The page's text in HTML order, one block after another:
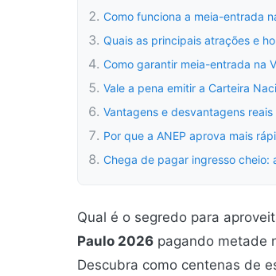
Como funciona a meia-entrada
Quais as principais atrações e
Como garantir meia-entrada na
Vale a pena emitir a Carteira
Vantagens e desvantagens
Por que a ANEP aprova mais
Chega de pagar ingresso cheio:
Qual é o segredo para
Paulo 2026 pagando metade
Descubra como centenas de